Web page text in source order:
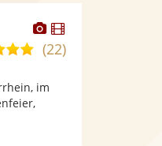
Dieser
Künstler
stellt
bereit.
Dieser
Künstler
5,0
5
Sternen
(22)
im